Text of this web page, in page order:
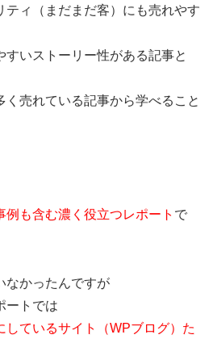
ティ（まだまだ客）にも売れやす
すいストーリー性がある記事と
く売れている記事から学べること
も含む濃く役立つレポート で
なかったんですが
ートでは
しているサイト（WPブログ）た